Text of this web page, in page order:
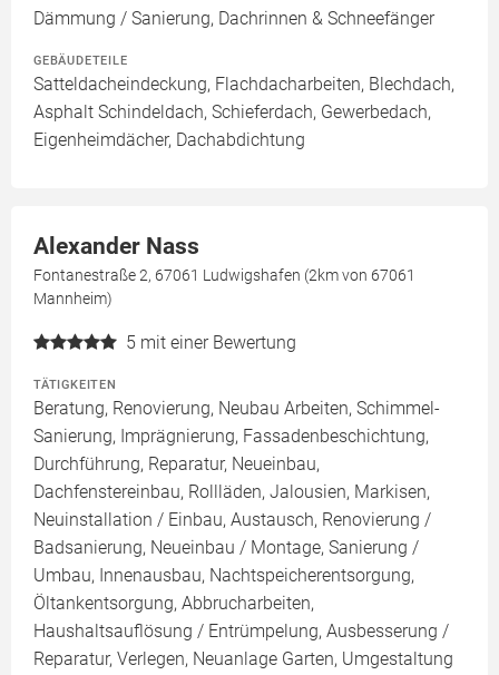
Dämmung / Sanierung, Dachrinnen & Schneefänger
GEBÄUDETEILE
Satteldacheindeckung, Flachdacharbeiten, Blechdach,
Asphalt Schindeldach, Schieferdach, Gewerbedach,
Eigenheimdächer, Dachabdichtung
Alexander Nass
Fontanestraße 2, 67061 Ludwigshafen (2km von 67061
Mannheim)
5 mit einer Bewertung
TÄTIGKEITEN
Beratung, Renovierung, Neubau Arbeiten, Schimmel-
Sanierung, Imprägnierung, Fassadenbeschichtung,
Durchführung, Reparatur, Neueinbau,
Dachfenstereinbau, Rollläden, Jalousien, Markisen,
Neuinstallation / Einbau, Austausch, Renovierung /
Badsanierung, Neueinbau / Montage, Sanierung /
Umbau, Innenausbau, Nachtspeicherentsorgung,
Öltankentsorgung, Abbrucharbeiten,
Haushaltsauflösung / Entrümpelung, Ausbesserung /
Reparatur, Verlegen, Neuanlage Garten, Umgestaltung